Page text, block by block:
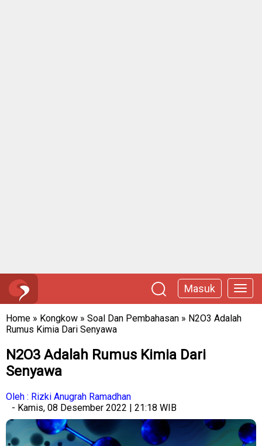
Masuk
Home » Kongkow » Soal Dan Pembahasan » N2O3 Adalah
Rumus Kimia Dari Senyawa
N2O3 Adalah Rumus Kimia Dari
Senyawa
Oleh : Rizki Anugrah Ramadhan
- Kamis, 08 Desember 2022 | 21:18 WIB